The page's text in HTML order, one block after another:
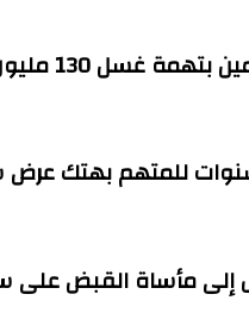
إلى مأساة القبض